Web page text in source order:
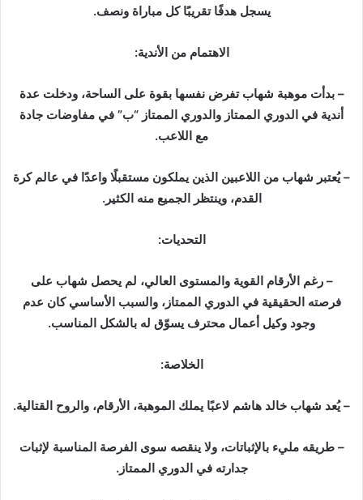
يسجل هدفًا تقريبًا كل مباراة ونصف.
الاهتمام من الأندية:
– بدأت موهبة شهاب تفرض نفسها بقوة على الساحة، ودخلت عدة
أندية في الدوري الممتاز والدوري الممتاز “ب” في مفاوضات جادة
مع اللاعب.
– يُعتبر شهاب من اللاعبين الذين يملكون مستقبلًا واعدًا في عالم كرة
القدم، وينتظر الجميع منه الكثير.
التحديات:
– رغم الأرقام القوية والمستوى العالي، لم يحصل شهاب على
فرصته الحقيقية في الدوري الممتاز، والسبب الأساسي كان عدم
وجود وكيل أعمال محترف يسوّق له بالشكل المناسب.
الخلاصة:
– يُعد شهاب خالد هاشم لاعبًا يملك الموهبة، الأرقام، والروح القتالية.
– طريقه مليء بالإثباتات، ولا ينقصه سوى الفرصة المناسبة لإثبات
جدارته في الدوري الممتاز.